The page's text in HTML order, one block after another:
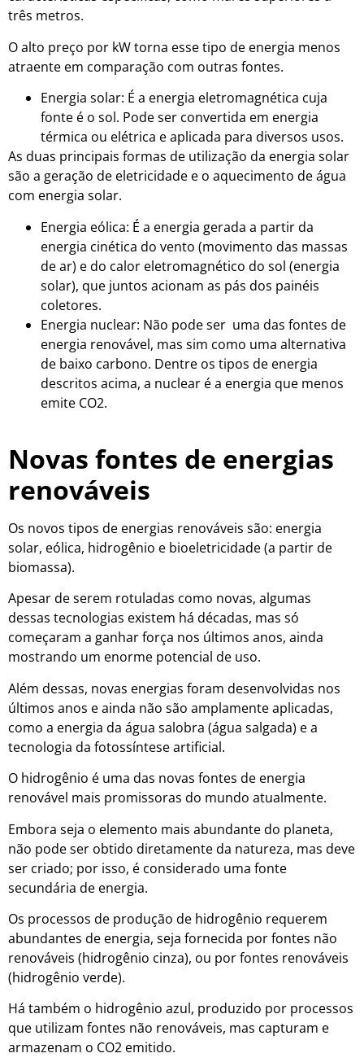
três metros.
O alto preço por kW torna esse tipo de energia menos
atraente em comparação com outras fontes.
Energia solar: É a energia eletromagnética cuja
fonte é o sol. Pode ser convertida em energia
térmica ou elétrica e aplicada para diversos usos.
As duas principais formas de utilização da energia solar
são a geração de eletricidade e o aquecimento de água
com energia solar.
Energia eólica: É a energia gerada a partir da
energia cinética do vento (movimento das massas
de ar) e do calor eletromagnético do sol (energia
solar), que juntos acionam as pás dos painéis
coletores.
Energia nuclear: Não pode ser uma das fontes de
energia renovável, mas sim como uma alternativa
de baixo carbono. Dentre os tipos de energia
descritos acima, a nuclear é a energia que menos
emite CO2.
Novas fontes de energias
renováveis
Os novos tipos de energias renováveis são: energia
solar, eólica, hidrogênio e bioeletricidade (a partir de
biomassa).
Apesar de serem rotuladas como novas, algumas
dessas tecnologias existem há décadas, mas só
começaram a ganhar força nos últimos anos, ainda
mostrando um enorme potencial de uso.
Além dessas, novas energias foram desenvolvidas nos
últimos anos e ainda não são amplamente aplicadas,
como a energia da água salobra (água salgada) e a
tecnologia da fotossíntese artificial.
O hidrogênio é uma das novas fontes de energia
renovável mais promissoras do mundo atualmente.
Embora seja o elemento mais abundante do planeta,
não pode ser obtido diretamente da natureza, mas deve
ser criado; por isso, é considerado uma fonte
secundária de energia.
Os processos de produção de hidrogênio requerem
abundantes de energia, seja fornecida por fontes não
renováveis (hidrogênio cinza), ou por fontes renováveis
(hidrogênio verde).
Há também o hidrogênio azul, produzido por processos
que utilizam fontes não renováveis, mas capturam e
armazenam o CO2 emitido.